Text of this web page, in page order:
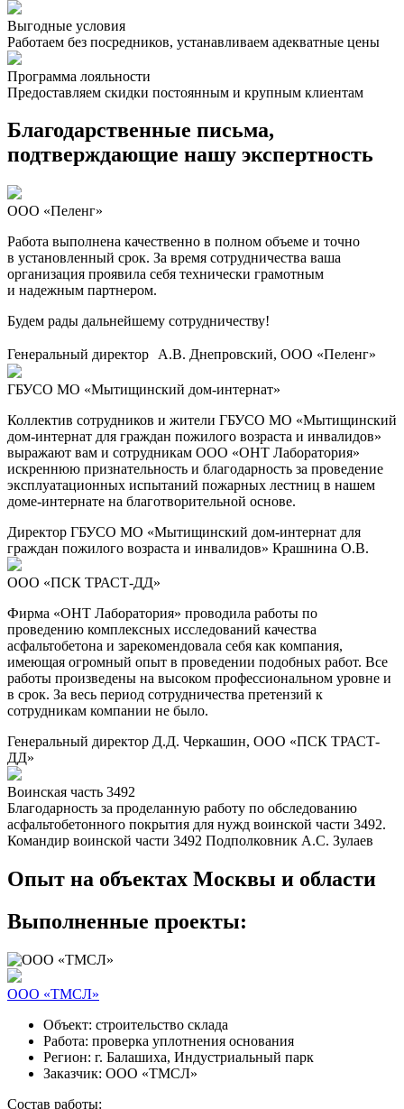
Выгодные условия
Работаем без посредников, устанавливаем адекватные цены
Программа лояльности
Предоставляем скидки постоянным и крупным клиентам
Благодарственные письма,
подтверждающие нашу экспертность
ООО «Пеленг»
Работа выполнена качественно в полном объеме и точно
в установленный срок. За время сотрудничества ваша
организация проявила себя технически грамотным
и надежным партнером.
Будем рады дальнейшему сотрудничеству!
Генеральный директор А.В. Днепровский, ООО «Пеленг»
ГБУСО МО «Мытищинский дом-интернат»
Коллектив сотрудников и жители ГБУСО МО «Мытищинский
дом-интернат для граждан пожилого возраста и инвалидов»
выражают вам и сотрудникам ООО «ОНТ Лаборатория»
искреннюю признательность и благодарность за проведение
эксплуатационных испытаний пожарных лестниц в нашем
доме-интернате на благотворительной основе.
Директор ГБУСО МО «Мытищинский дом-интернат для
граждан пожилого возраста и инвалидов» Крашнина О.В.
ООО «ПСК ТРАСТ-ДД»
Фирма «ОНТ Лаборатория» проводила работы по
проведению комплексных исследований качества
асфальтобетона и зарекомендовала себя как компания,
имеющая огромный опыт в проведении подобных работ. Все
работы произведены на высоком профессиональном уровне и
в срок. За весь период сотрудничества претензий к
сотрудникам компании не было.
Генеральный директор Д.Д. Черкашин, ООО «ПСК ТРАСТ-
ДД»
Воинская часть 3492
Благодарность за проделанную работу по обследованию
асфальтобетонного покрытия для нужд воинской части 3492.
Командир воинской части 3492 Подполковник А.С. Зулаев
Опыт на объектах Москвы и области
Выполненные проекты:
ООО «ТМСЛ»
Объект: строительство склада
Работа: проверка уплотнения основания
Регион: г. Балашиха, Индустриальный парк
Заказчик: ООО «ТМСЛ»
Состав работы: